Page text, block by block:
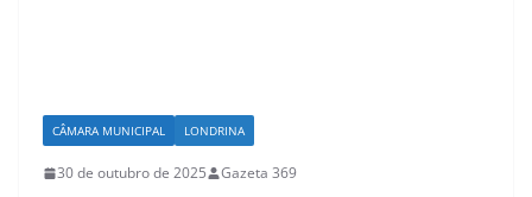
CÂMARA MUNICIPAL LONDRINA
30 de outubro de 2025 Gazeta 369